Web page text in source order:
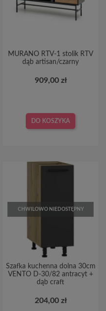
MURANO RTV-1 stolik RTV
dąb artisan/czarny
909,00 zł
DO KOSZYKA
CHWILOWO NIEDOSTĘPNY
Szafka kuchenna dolna 30cm
VENTO D-30/82 antracyt +
dąb craft
204,00 zł